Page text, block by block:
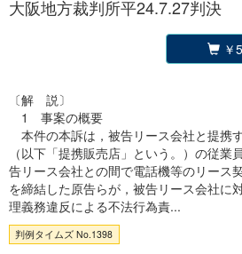
大阪地方裁判所平24.7.27判決
￥
〔解 説〕
1 事案の概要
本件の本訴は，被告リース会社と提携
（以下「提携販売店」という。）の従業
告リース会社との間で電話機等のリース
を締結した原告らが，被告リース会社に
理義務違反による不法行為責...
判例タイムズ No.1398